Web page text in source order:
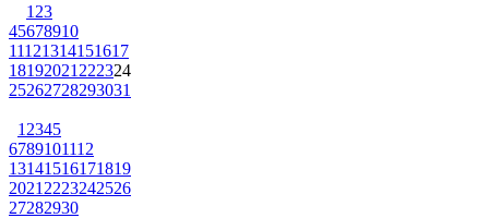
1 23
45678910
11121314151617
18192021 222324
25262728293031
1 2345
6789101112
13141516171819
2021 2223242526
27282930